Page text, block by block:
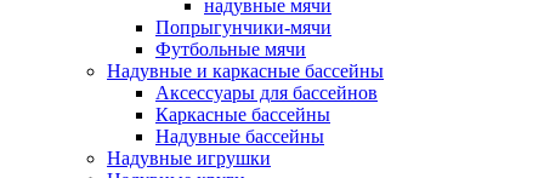
надувные мячи
Попрыгунчики-мячи
Футбольные мячи
Надувные и каркасные бассейны
Аксессуары для бассейнов
Каркасные бассейны
Надувные бассейны
Надувные игрушки